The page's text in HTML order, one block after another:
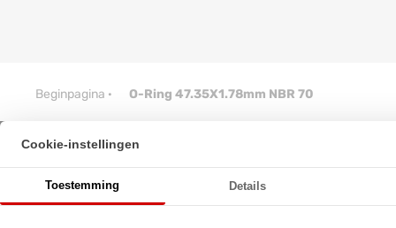
Beginpagina · O-Ring 47.35X1.78mm NBR 70
Cookie-instellingen
Toestemming Details
O-Ring 47.35X1.78mm NBR 70
★★★★★
★★★★★